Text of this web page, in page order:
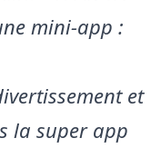
mini-app :
et
la super app